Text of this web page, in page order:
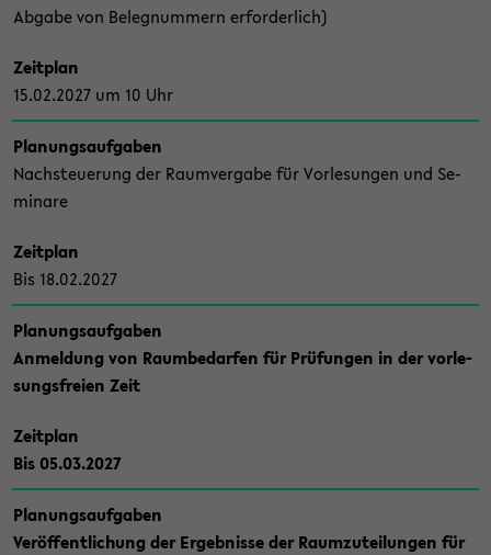
Ab­ga­be von Be­leg­num­mern er­for­der­lich)
Zeit­plan
15.02.2027 um 10 Uhr
Pla­nungs­auf­ga­ben
Nach­steue­rung der Raum­ver­ga­be für Vor­le­sun­gen und Se­
mi­na­re
Zeit­plan
Bis 18.02.2027
Pla­nungs­auf­ga­ben
An­mel­dung von Raum­be­dar­fen für Prü­fun­gen in der vor­le­
sungs­frei­en Zeit
Zeit­plan
Bis 05.03.2027
Pla­nungs­auf­ga­ben
Ver­öf­fent­li­chung der Er­geb­nis­se der Raum­zu­tei­lun­gen für